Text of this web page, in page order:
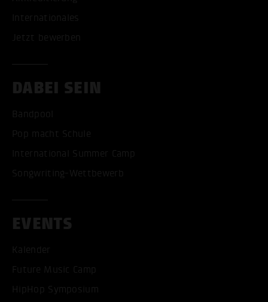
Internationales
Jetzt bewerben
DABEI SEIN
Bandpool
Pop macht Schule
International Summer Camp
Songwriting-Wettbewerb
EVENTS
Kalender
Future Music Camp
HipHop Symposium